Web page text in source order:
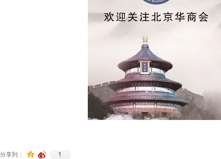
分享到： 1